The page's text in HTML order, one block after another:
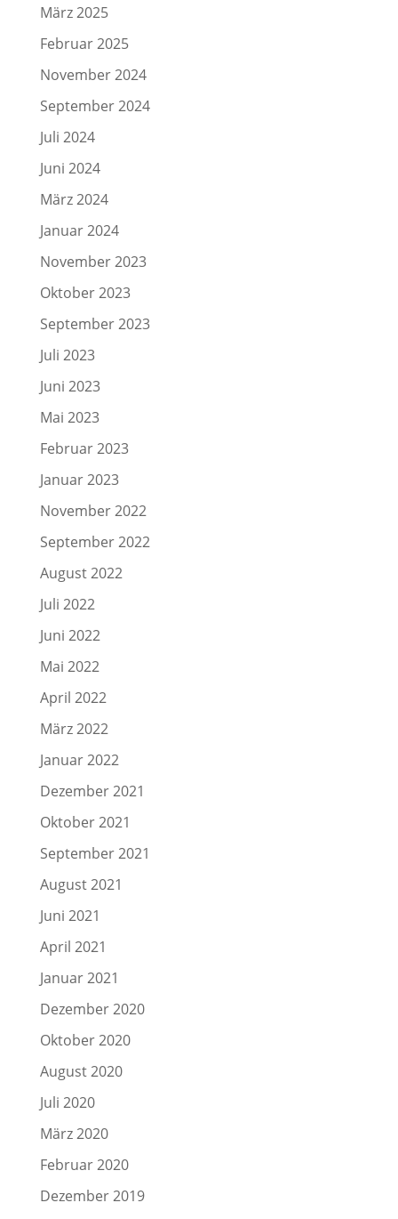
März 2025
Februar 2025
November 2024
September 2024
Juli 2024
Juni 2024
März 2024
Januar 2024
November 2023
Oktober 2023
September 2023
Juli 2023
Juni 2023
Mai 2023
Februar 2023
Januar 2023
November 2022
September 2022
August 2022
Juli 2022
Juni 2022
Mai 2022
April 2022
März 2022
Januar 2022
Dezember 2021
Oktober 2021
September 2021
August 2021
Juni 2021
April 2021
Januar 2021
Dezember 2020
Oktober 2020
August 2020
Juli 2020
März 2020
Februar 2020
Dezember 2019